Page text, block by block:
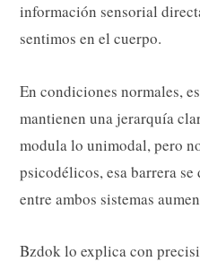
información sensorial
sentimos en el cuerpo.
En condiciones normales,
mantienen una jerarquía
modula lo unimodal, pero
psicodélicos, esa barrera
entre ambos sistemas
Bzdok lo explica con